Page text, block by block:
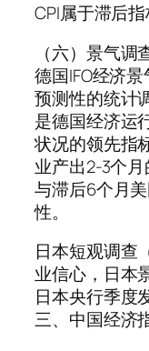
CPI属于滞后指
（六）景气
德国IFO经济
预测性的统计
是德国经济运
状况的领先指
业产出2-3个月
与滞后6个月
性。
日本短观调查
业信心，日本
日本央行季度
三、中国经济